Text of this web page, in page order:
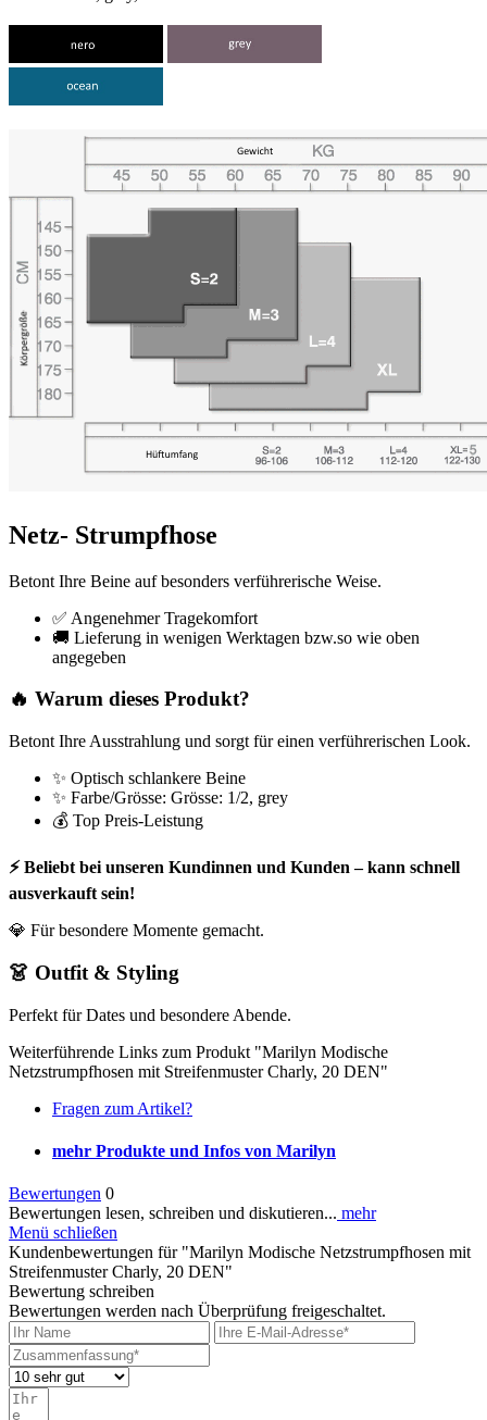
Netz- Strumpfhose
Betont Ihre Beine auf besonders verführerische Weise.
✅ Angenehmer Tragekomfort
🚚 Lieferung in wenigen Werktagen bzw.so wie oben
angegeben
🔥 Warum dieses Produkt?
Betont Ihre Ausstrahlung und sorgt für einen verführerischen Look.
✨ Optisch schlankere Beine
✨ Farbe/Grösse: Grösse: 1/2, grey
💰 Top Preis-Leistung
⚡ Beliebt bei unseren Kundinnen und Kunden – kann schnell
ausverkauft sein!
💎 Für besondere Momente gemacht.
👗 Outfit & Styling
Perfekt für Dates und besondere Abende.
Weiterführende Links zum Produkt "Marilyn Modische
Netzstrumpfhosen mit Streifenmuster Charly, 20 DEN"
Fragen zum Artikel?
mehr Produkte und Infos von Marilyn
Bewertungen 0
Bewertungen lesen, schreiben und diskutieren... mehr
Menü schließen
Kundenbewertungen für "Marilyn Modische Netzstrumpfhosen mit
Streifenmuster Charly, 20 DEN"
Bewertung schreiben
Bewertungen werden nach Überprüfung freigeschaltet.